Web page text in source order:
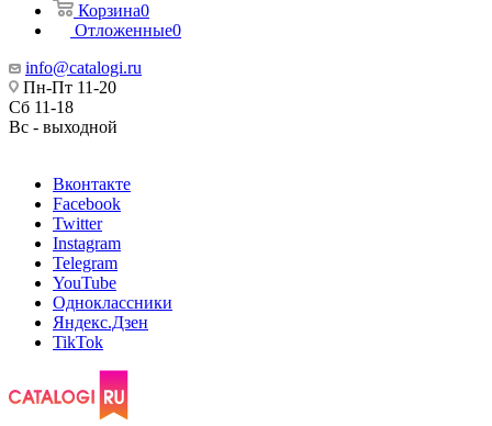
Корзина0
Отложенные0
info@catalogi.ru
Пн-Пт 11-20
Сб 11-18
Вс - выходной
Вконтакте
Facebook
Twitter
Instagram
Telegram
YouTube
Одноклассники
Яндекс.Дзен
TikTok